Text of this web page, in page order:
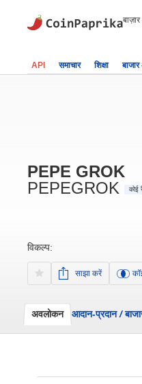
API समाचार शिक्षा
PEPE GROK
PEPEGROK
कोई
विकल्प:
साझा करें
अवलोकन आदान-प्रदान/